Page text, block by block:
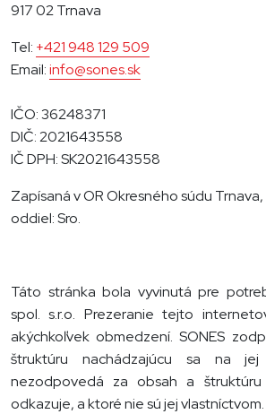
917 02 Trnava
Tel: +421 948 129 509
Email:info@sones.sk
IČO: 36248371
DIČ: 2021643558
IČ DPH: SK2021643558
Zapísaná v OR Okresného súdu
oddiel: Sro.
Táto stránka bola vyvinutá pre
spol. s.r.o. Prezeranie tejto
akýchkoľvek obmedzení. SONES
štruktúru nachádzajúcu sa na jej
nezodpovedá za obsah a
odkazuje, a ktoré nie sú jej vlastníctvom.